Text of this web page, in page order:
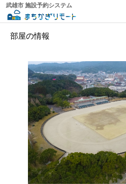
武雄市 施設予約システム
部屋の情報